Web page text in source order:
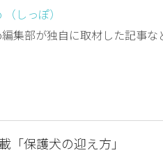
しっぽ）
集部が独自に取材した記事な
「保護犬の迎え方」